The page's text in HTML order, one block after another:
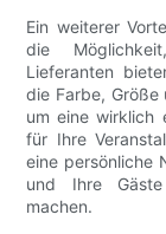
Ein weiterer
die
Lieferanten
die Farbe, Größe
um eine wirklich
für Ihre
eine persönliche
und Ihre
machen.